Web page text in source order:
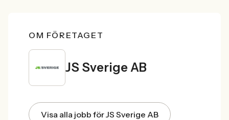
OM FÖRETAGET
JS Sverige AB
Visa alla jobb för JS Sverige AB